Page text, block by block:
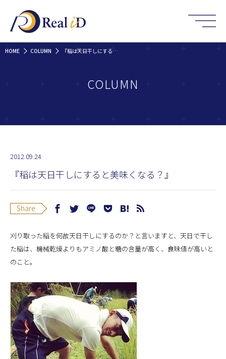
HOME COLUMN 『稲は天日干しにすると美味くなる？』
COLUMN
2012.09.24
『稲は天日干しにすると美味くなる？』
Share
刈り取った稲を何故天日干しにするのか？と言いますと、天日で干し
た稲は、機械乾燥よりもアミノ酸と糖の含量が高く、食味値が高いと
のこと。